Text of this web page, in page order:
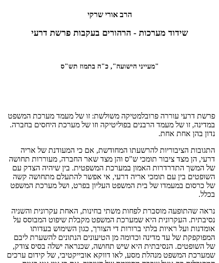
הרב אורי שרקי
שידוד מערכות - הרהורים בעקבות פרשת דרעי
"מעייני הישועה", כ"ה בתמוז תש"ס
פרשת דרעי עוררה פרובלמטיקה משולשת: זו של מעמד מערכת המשפט
במדינה, זו של מעמד הרבנים בפוליטיקה וזו של מערכת היחסים בחברה.
נדון בהן אחת אחת.
התגובות הציבוריות להרשעתו המחודשת, אם כי המעודנת של אריה
דרעי, הן מצד ציבור תומכי ש"ס והן מצד שאר החברה, מעוררות תחושה
של המשך התדרדרות האמון במערכת המשפטית. בין שיהיה הצדק עם
השופטים בין עם תומכי אריה דרעי, אי אפשר להתעלם מתחושה קשה
של כרסום במעמדו של בית המשפט העליון בפרט, ושל מערכת המשפט
בכלל.
נראה שהתופעה מוסברת לפחות משתי בחינות, האחת עקרונית והשניה
נסיבתית. העקרונית היא שמערכת המשפט מקבלת שיפוט המבוסס על
אומדנות ועל ראיות בלתי ברורות די הצורך, כגון השימוש בעדותו
המפוקפקת של עד מדינה וכדומה מן הטיעונים הנתונים להשערת ליבם
של השופטים. הנסיבתית היא שיש תחושה, שכנראה ישלה בסיס צודק,
שמערכת המשפט מנהלת מסע, לאו דווקא אובייקטיבי, של קידום ערכים